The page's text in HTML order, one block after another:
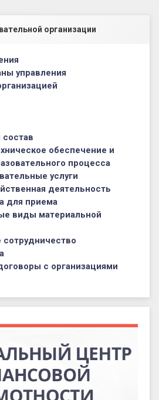
организации
управления
состав
обеспечение и
процесса
услуги
деятельность
для приема
виды материальной
с организациями